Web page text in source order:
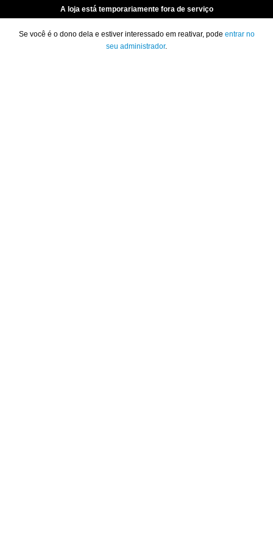
A loja está temporariamente fora de serviço
Se você é o dono dela e estiver interessado em reativar, pode entrar no
seu administrador.